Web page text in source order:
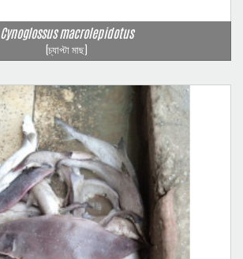
Cynoglossus macrolepidotus
(চ্যাপ্টা মাছ)